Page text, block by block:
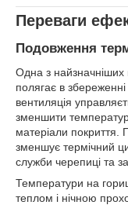
Переваги
Подовження
Одна з найзначніших
полягає в збереженні
вентиляція
зменшити
матеріали покриття.
зменшує термічний
служби черепиці та
Температури на
теплом і нічною